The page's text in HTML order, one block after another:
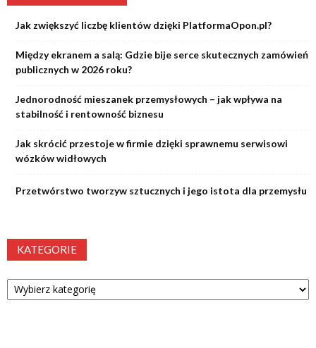
Jak zwiększyć liczbę klientów dzięki PlatformaOpon.pl?
Między ekranem a salą: Gdzie bije serce skutecznych zamówień
publicznych w 2026 roku?
Jednorodność mieszanek przemysłowych – jak wpływa na
stabilność i rentowność biznesu
Jak skrócić przestoje w firmie dzięki sprawnemu serwisowi
wózków widłowych
Przetwórstwo tworzyw sztucznych i jego istota dla przemysłu
KATEGORIE
Kategorie